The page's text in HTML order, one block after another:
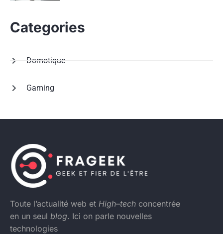
Categories
Domotique
Gaming
Toute l’actualité web et High–tech concentrée
en un seul blog. Ici on parle nouvelles
technologies